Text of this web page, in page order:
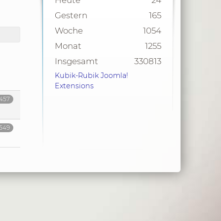
Gestern
165
Woche
1054
Monat
1255
Insgesamt
330813
Kubik-Rubik Joomla!
Extensions